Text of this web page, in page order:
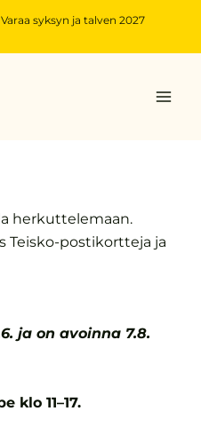
syksyn ja talven 2027
herkuttelemaan.
Teisko-postikortteja ja
ja on avoinna 7.8.
klo 11–17.